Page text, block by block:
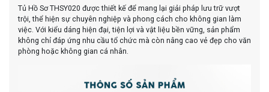
Tủ Hồ Sơ THSY020 được thiết kế để mang lại giải pháp lưu trữ vượt
trội, thể hiện sự chuyên nghiệp và phong cách cho không gian làm
việc. Với kiểu dáng hiện đại, tiện lợi và vật liệu bền vững, sản phẩm
không chỉ đáp ứng nhu cầu tổ chức mà còn nâng cao vẻ đẹp cho văn
phòng hoặc không gian cá nhân.